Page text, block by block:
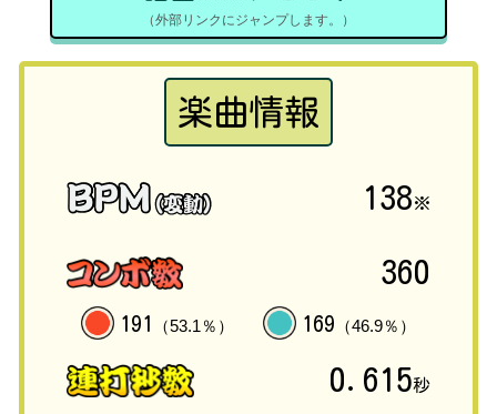
（外部リンクにジャンプします。）
楽曲情報
138※
360
191 （53.1％） 169 （46.9％）
0.615秒